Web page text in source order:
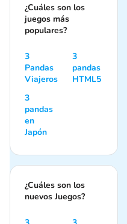
¿Cuáles son los
juegos más
populares?
3
Pandas
Viajeros
3
pandas
HTML5
3
pandas
en
Japón
¿Cuáles son los
nuevos Juegos?